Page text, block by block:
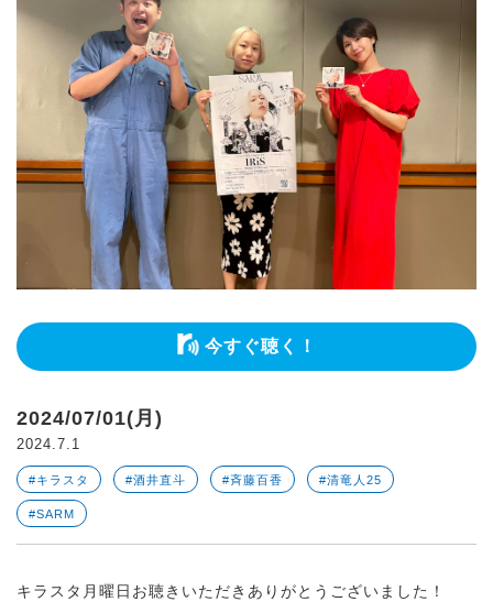
今すぐ聴く！
2024/07/01(月)
2024.7.1
#キラスタ #酒井直斗 #斉藤百香 #清竜人25
#SARM
キラスタ月曜日お聴きいただきありがとうございました！